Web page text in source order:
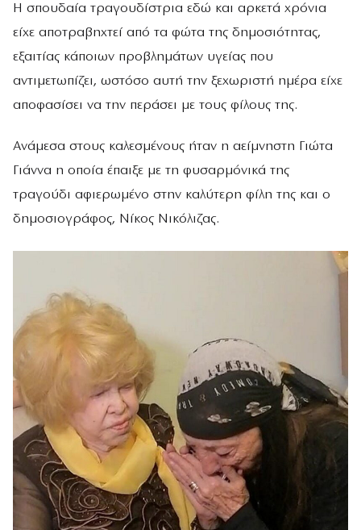
Η σπουδαία τραγουδίστρια εδώ και αρκετά χρόνια
είχε αποτραβηχτεί από τα φώτα της δημοσιότητας,
εξαιτίας κάποιων προβλημάτων υγείας που
αντιμετωπίζει, ωστόσο αυτή την ξεχωριστή ημέρα είχε
αποφασίσει να την περάσει με τους φίλους της.
Ανάμεσα στους καλεσμένους ήταν η αείμνηστη Γιώτα
Γιάννα η οποία έπαιξε με τη φυσαρμόνικά της
τραγούδι αφιερωμένο στην καλύτερη φίλη της και ο
δημοσιογράφος, Νίκος Νικόλιζας.